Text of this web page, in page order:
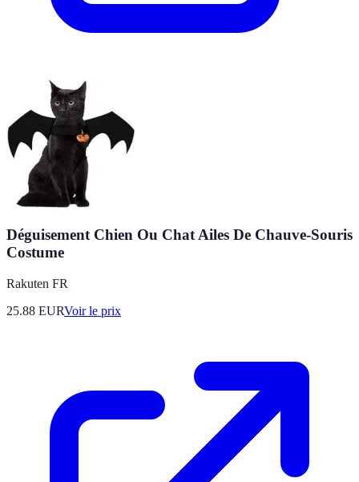
Déguisement Chien Ou Chat Ailes De Chauve-Souris
Costume
Rakuten FR
25.88 EURVoir le prix